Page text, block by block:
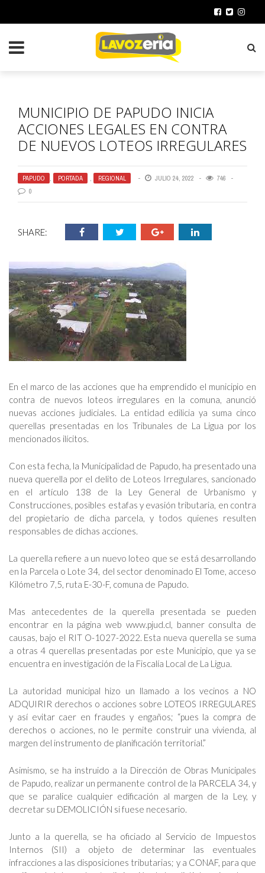
MUNICIPIO DE PAPUDO INICIA
ACCIONES LEGALES EN CONTRA
DE NUEVOS LOTEOS IRREGULARES
PAPUDO , PORTADA , REGIONAL JULIO 24, 2022
746
0
SHARE:
En el marco de las acciones que ha emprendido el municipio en
contra de nuevos loteos irregulares en la comuna, anunció
nuevas acciones judiciales. La entidad edilicia ya suma cinco
querellas presentadas en los Tribunales de La Ligua por los
mencionados ilícitos.
Con esta fecha, la Municipalidad de Papudo, ha presentado una
nueva querella por el delito de Loteos Irregulares, sancionado
en el artículo 138 de la Ley General de Urbanismo y
Construcciones, posibles estafas y evasión tributaria, en contra
del propietario de dicha parcela, y todos quienes resulten
responsables de dichas acciones.
La querella refiere a un nuevo loteo que se está desarrollando
en la Parcela o Lote 34, del sector denominado El Tome, acceso
Kilómetro 7,5, ruta E-30-F, comuna de Papudo.
Mas antecedentes de la querella presentada se pueden
encontrar en la página web www.pjud.cl, banner consulta de
causas, bajo el RIT O-1027-2022. Esta nueva querella se suma
a otras 4 querellas presentadas por este Municipio, que ya se
encuentra en investigación de la Fiscalía Local de La Ligua.
La autoridad municipal hizo un llamado a los vecinos a NO
ADQUIRIR derechos o acciones sobre LOTEOS IRREGULARES
y así evitar caer en fraudes y engaños; “pues la compra de
derechos o acciones, no le permite construir una vivienda, al
margen del instrumento de planificación territorial.”
Asimismo, se ha instruido a la Dirección de Obras Municipales
de Papudo, realizar un permanente control de la PARCELA 34, y
que se paralice cualquier edificación al margen de la Ley, y
decretar su DEMOLICIÓN si fuese necesario.
Junto a la querella, se ha oficiado al Servicio de Impuestos
Internos (SII) a objeto de determinar las eventuales
infracciones a las disposiciones tributarias; y a CONAF, para que